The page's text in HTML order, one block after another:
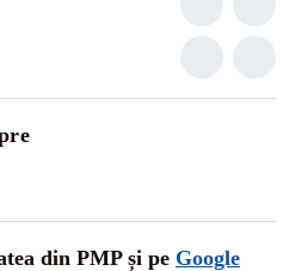
din PMP și pe Google